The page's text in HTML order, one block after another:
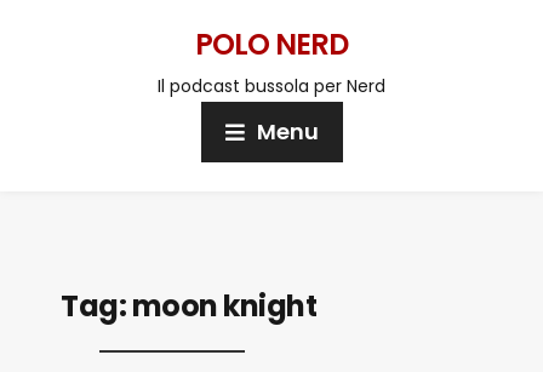
POLO NERD
Il podcast bussola per Nerd
Menu
Tag:moon knight